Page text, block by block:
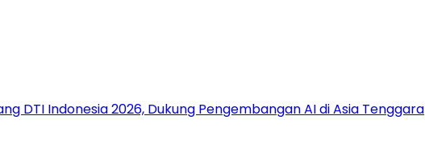
DTI Indonesia 2026, Dukung Pengembangan AI di Asia Tenggara